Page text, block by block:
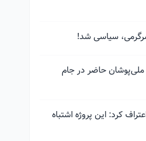
سیاسی شد!
حاضر در جام
کرد: این پروژه اشتباه